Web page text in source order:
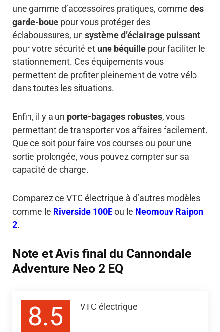
une gamme d’accessoires pratiques, comme des
garde-bouepour vous protéger des
éclaboussures, un système d’éclairage puissant
pour votre sécurité et une béquillepour faciliter le
stationnement. Ces équipements vous
permettent de profiter pleinement de votre vélo
dans toutes les situations.
Enfin, il y a un porte-bagages robustes, vous
permettant de transporter vos affaires facilement.
Que ce soit pour faire vos courses ou pour une
sortie prolongée, vous pouvez compter sur sa
capacité de charge.
Comparez ce VTC électrique à d’autres modèles
comme le Riverside 100Eou le Neomouv Raipon
2.
Note et Avis final du Cannondale
Adventure Neo 2 EQ
8.5 VTC électrique